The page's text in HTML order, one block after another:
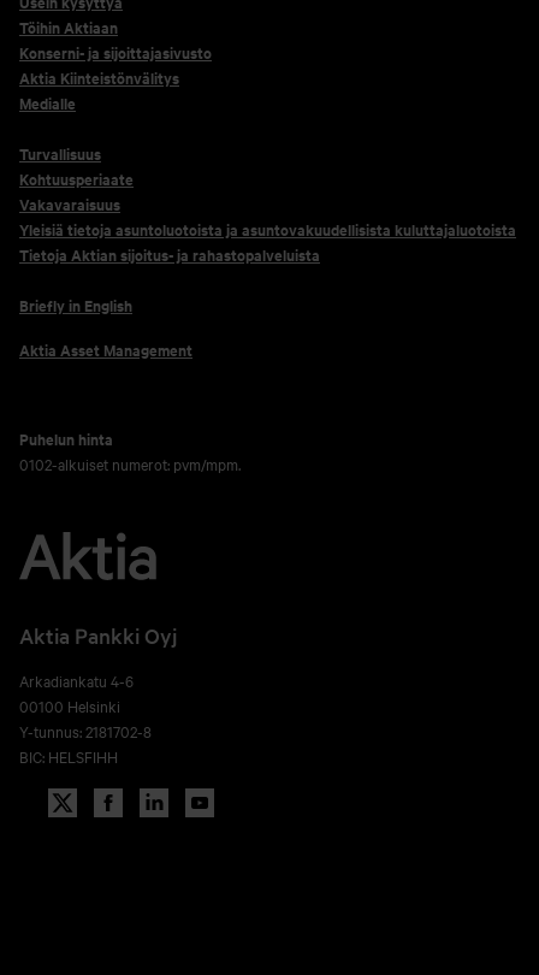
Töihin Aktiaan
Konserni- ja sijoittajasivusto
Aktia Kiinteistönvälitys
Medialle
Turvallisuus
Kohtuusperiaate
Vakavaraisuus
Yleisiä tietoja asuntoluotoista ja asuntovakuudellisista kuluttajaluotoista
Tietoja Aktian sijoitus- ja rahastopalveluista
Briefly in English
Aktia Asset Management
Puhelun hinta
0102-alkuiset numerot: pvm/mpm.
Aktia Pankki Oyj
Arkadiankatu 4-6
00100 Helsinki
Y-tunnus: 2181702-8
BIC: HELSFIHH